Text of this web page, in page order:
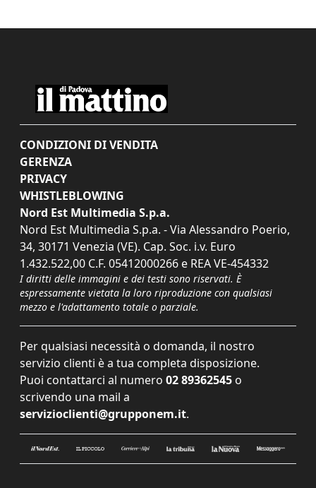
CONDIZIONI DI VENDITA
GERENZA
PRIVACY
WHISTLEBLOWING
Nord Est Multimedia S.p.a.
Nord Est Multimedia S.p.a. - Via Alessandro Poerio,
34, 30171 Venezia (VE). Cap. Soc. i.v. Euro
1.432.522,00 C.F. 05412000266 e REA VE-454332
I diritti delle immagini e dei testi sono riservati. È
espressamente vietata la loro riproduzione con qualsiasi
mezzo e l'adattamento totale o parziale.
Per qualsiasi necessità o domanda, il nostro
servizio clienti è a tua completa disposizione.
Puoi contattarci al numero 02 89362545 o
scrivendo una mail a
servizioclienti@grupponem.it.